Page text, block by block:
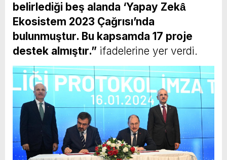
belirlediği beş alanda ‘Yapay Zekâ̂
Ekosistem 2023 Çağrısı’nda
bulunmuştur. Bu kapsamda 17 proje
destek almıştır.” ifadelerine yer verdi.